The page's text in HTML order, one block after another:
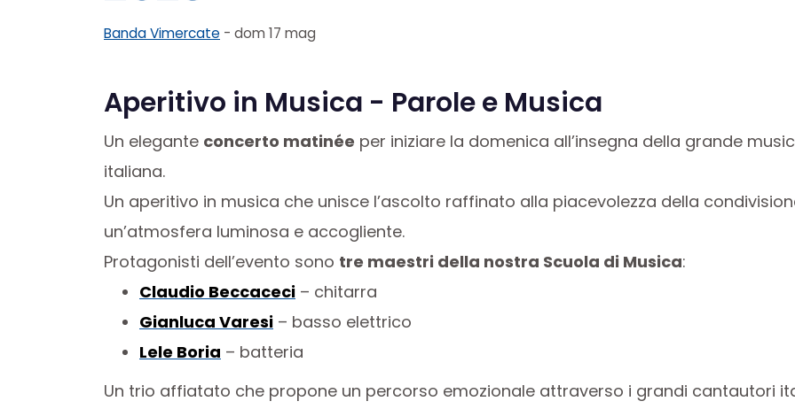
Banda Vimercate - dom 17 mag
Aperitivo in Musica - Parole e Musica
Un elegante concerto matinée per iniziare la domenica all’insegna della grande
italiana.
Un aperitivo in musica che unisce l’ascolto raffinato alla piacevolezza della
un’atmosfera luminosa e accogliente.
Protagonisti dell’evento sono tre maestri della nostra Scuola di Musica:
Claudio Beccaceci – chitarra
Gianluca Varesi – basso elettrico
Lele Boria – batteria
Un trio affiatato che propone un percorso emozionale attraverso i grandi cantautori